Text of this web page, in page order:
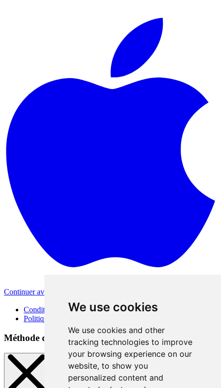
We use cookies
We use cookies and other
tracking technologies to improve
your browsing experience on our
website, to show you
personalized content and
Continuer avec Apple
Conditions d'utilisation
Politique de confidentialité
Méthode de connexion